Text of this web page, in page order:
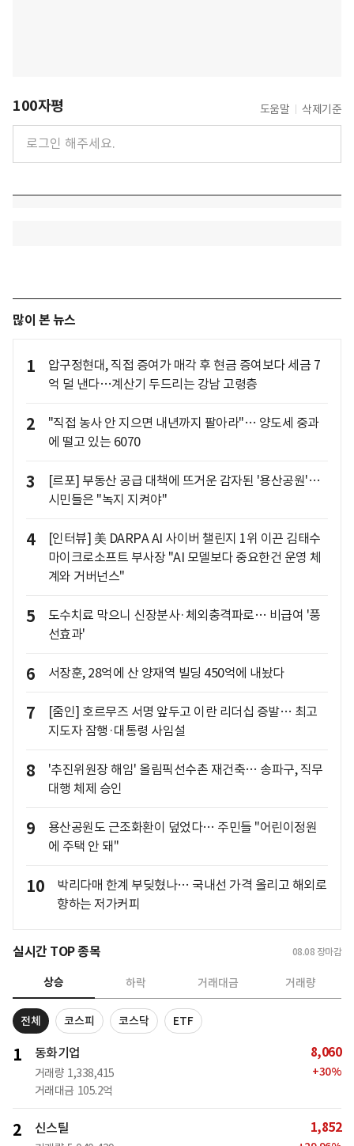
100자평 도움말 삭제기준
많이 본 뉴스
1
압구정현대, 직접 증여가 매각 후 현금 증여보다 세금 7
억 덜 낸다…계산기 두드리는 강남 고령층
2
"직접 농사 안 지으면 내년까지 팔아라"… 양도세 중과
에 떨고 있는 6070
3
[르포] 부동산 공급 대책에 뜨거운 감자된 '용산공원'…
시민들은 "녹지 지켜야"
4
[인터뷰] 美 DARPA AI 사이버 챌린지 1위 이끈 김태수
마이크로소프트 부사장 "AI 모델보다 중요한건 운영 체
계와 거버넌스"
5
도수치료 막으니 신장분사·체외충격파로… 비급여 '풍
선효과'
6 서장훈, 28억에 산 양재역 빌딩 450억에 내놨다
7
[줌인] 호르무즈 서명 앞두고 이란 리더십 증발… 최고
지도자 잠행·대통령 사임설
8
'추진위원장 해임' 올림픽선수촌 재건축… 송파구, 직무
대행 체제 승인
9
용산공원도 근조화환이 덮었다… 주민들 "어린이정원
에 주택 안 돼"
10
박리다매 한계 부딪혔나… 국내선 가격 올리고 해외로
향하는 저가커피
실시간 TOP 종목 08.08 장마감
상승 하락 거래대금 거래량
전체 코스피 코스닥 ETF
1 동화기업
거래량 1,338,415
거래대금 105.2억
8,060
+30%
2 신스틸 1,852